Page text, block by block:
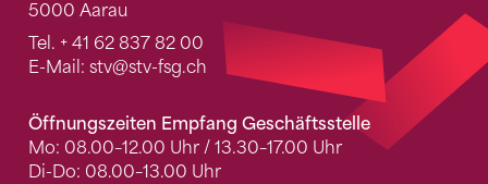
5000 Aarau
Tel. + 41 62 837 82 00
E-Mail: stv@stv-fsg.ch
Öffnungszeiten Empfang Geschäftsstelle
Mo: 08.00–12.00 Uhr / 13.30–17.00 Uhr
Di-Do: 08.00–13.00 Uhr